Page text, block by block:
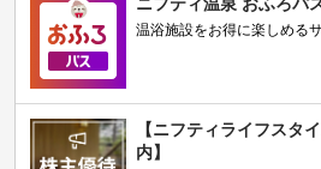
温浴施設をお得に楽しめる
【ニフティライフスタ
内】